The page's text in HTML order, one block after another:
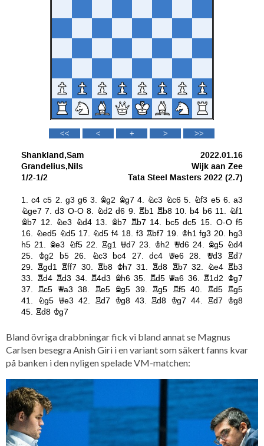
Bland övriga drabbningar fick vi bland annat se Magnus
Carlsen besegra Anish Giri i en variant som säkert fanns kvar
på banken i den nyligen spelade VM-matchen: